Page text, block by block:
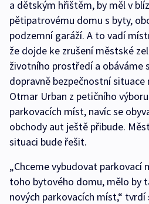
a dětským hřištěm, by měl v
pětipatrovému domu s byty,
podzemní garáží. A to vadí
že dojde ke zrušení městské
životního prostředí a obáváme
dopravně bezpečnostní
Otmar Urban z petičního
parkovacích míst, navíc se
obchody aut ještě přibude.
situaci bude řešit.
„Chceme vybudovat parkovací
toho bytového domu, mělo by
nových parkovacích míst,“